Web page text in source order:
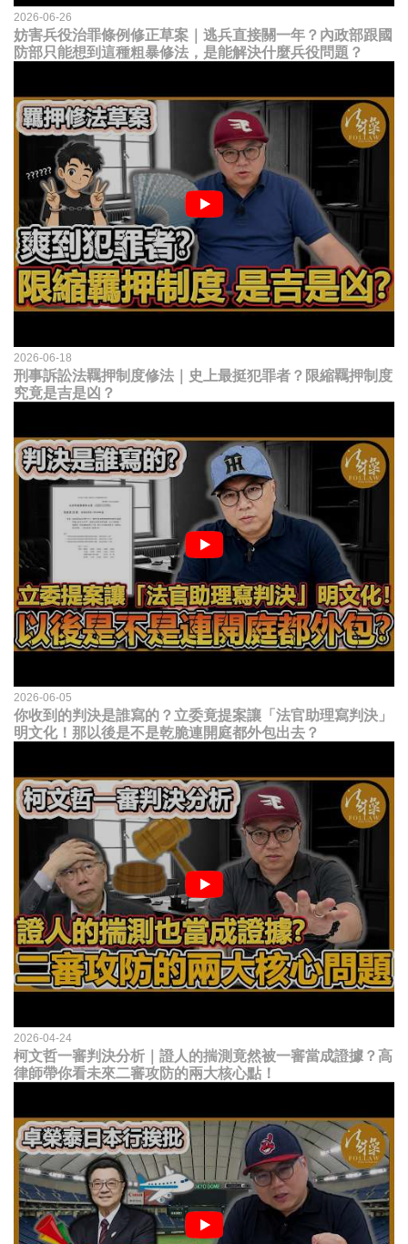
2026-06-26
妨害兵役治罪條例修正草案｜逃兵直接關一年？內政部跟國
防部只能想到這種粗暴修法，是能解決什麼兵役問題？
2026-06-18
刑事訴訟法羈押制度修法｜史上最挺犯罪者？限縮羈押制度
究竟是吉是凶？
2026-06-05
你收到的判決是誰寫的？立委竟提案讓「法官助理寫判決」
明文化！那以後是不是乾脆連開庭都外包出去？
2026-04-24
柯文哲一審判決分析｜證人的揣測竟然被一審當成證據？高
律師帶你看未來二審攻防的兩大核心點！